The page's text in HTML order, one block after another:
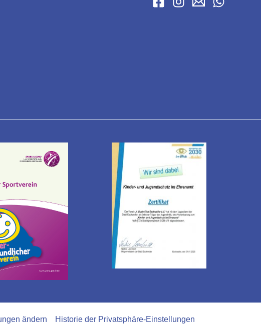
ändern Historie der Privatsphäre-Einstellungen